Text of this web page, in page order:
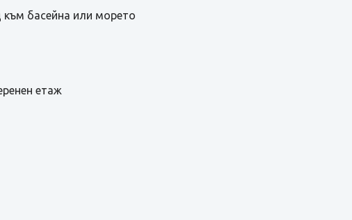
към басейна или морето
етаж